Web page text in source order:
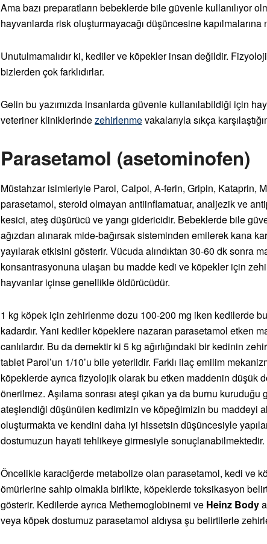
Ama bazı preparatların bebeklerde bile güvenle kullanılıyor
hayvanlarda risk oluşturmayacağı düşüncesine kapılmalarına
Unutulmamalıdır ki, kediler ve köpekler insan değildir.
bizlerden çok farklıdırlar.
Gelin bu yazımızda insanlarda güvenle kullanılabildiği için
veteriner kliniklerindezehirlenmevakalarıyla sıkça
Parasetamol (asetominofen)
Müstahzar isimleriyle Parol, Calpol, A-ferin, Gripin, Kataprin,
parasetamol, steroid olmayan antiinflamatuar, analjezik ve
kesici, ateş düşürücü ve yangı gidericidir. Bebeklerde bile
ağızdan alınarak mide-bağırsak sisteminden emilerek kana
yayılarak etkisini gösterir. Vücuda alındıktan 30-60 dk sonra
konsantrasyonuna ulaşan bu madde kedi ve köpekler için
hayvanlar içinse genellikle öldürücüdür.
1 kg köpek için zehirlenme dozu 100-200 mg iken kedilerde
kadardır. Yani kediler köpeklere nazaran parasetamol etken
canlılardır. Bu da demektir ki 5 kg ağırlığındaki bir kedinin
tablet Parol’un 1/10’u bile yeterlidir. Farklı ilaç emilim
köpeklerde ayrıca fizyolojik olarak bu etken maddenin düşük
önerilmez. Aşılama sonrası ateşi çıkan ya da burnu kuruduğu
ateşlendiği düşünülen kedimizin ve köpeğimizin bu maddeyi
oluşturmakta ve kendini daha iyi hissetsin düşüncesiyle
dostumuzun hayati tehlikeye girmesiyle sonuçlanabilmektedir.
Öncelikle karaciğerde metabolize olan parasetamol, kedi ve
ömürlerine sahip olmakla birlikte, köpeklerde toksikasyon
gösterir. Kedilerde ayrıca Methemoglobinemi ve Heinz Body
veya köpek dostumuz parasetamol aldıysa şu belirtilerle